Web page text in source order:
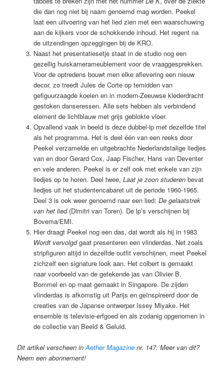
die dan nog niet bij naam genoemd mag worden. Peekel
laat een uitvoering van het lied zien met een waarschuwing
aan de kijkers voor de schokkende inhoud. Het regent na
de uitzendingen opzeggingen bij de KRO.
Naast het presentatiesetje staat in de studio nog een
gezellig huiskamerameublement voor de vraaggesprekken.
Voor de optredens bouwt men elke aflevering een nieuw
decor, zo treedt Jules de Corte op temidden van
gefiguurzaagde koeien en in modern-Zeeuwse klederdracht
gestoken danseressen. Alle sets hebben als verbindend
element de lichtblauw met grijs geblokte vloer.
Opvallend vaak in beeld is deze dubbel-lp met dezelfde titel
als het programma. Het is deel één van een reeks door
Peekel verzamelde en uitgebrachte Nederlandstalige liedjes
van en door Gerard Cox, Jaap Fischer, Hans van Deventer
en vele anderen. Peekel is er zelf ook met enkele van zijn
liedjes op te horen. Deel twee, Laat je zoon studerenbevat
liedjes uit het studentencabaret uit de periode 1960-1965.
Deel 3 is ook weer genoemd naar een lied: De gelaatstrek
van het lied (Dimitri van Toren). De lp’s verschijnen bij
Bovema/EMI.
Hier draagt Peekel nog een das, dat wordt als hij in 1983
Wordt vervolgdgaat presenteren een vlinderdas. Net zoals
stripfiguren altijd in dezelfde outfit verschijnen, meet Peekel
zichzelf een signature look aan. Het colbert is gemaakt
naar voorbeeld van de getekende jas van Olivier B.
Bommel en op maat gemaakt in Singapore. De zijden
vlinderdas is afkomstig uit Parijs en geïnspireerd door de
creaties van de Japanse ontwerper Issey Miyake. Het
ensemble is televisie-erfgoed en als zodanig opgenomen in
de collectie van Beeld & Geluid.
Dit artikel verscheen inAether Magazine nr. 147. Meer van dit?
Neem een abonnement!